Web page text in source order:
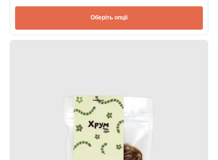
Оберіть опції